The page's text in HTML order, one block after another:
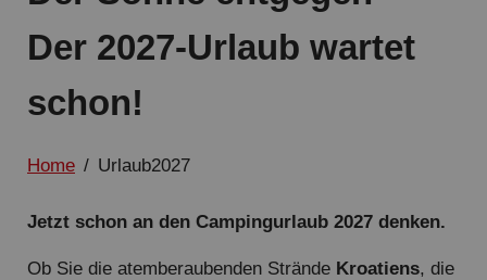
Der 2027-Urlaub wartet
schon!
Home / Urlaub2027
Jetzt schon an den Campingurlaub 2027 denken.
Ob Sie die atemberaubenden Strände Kroatiens, die